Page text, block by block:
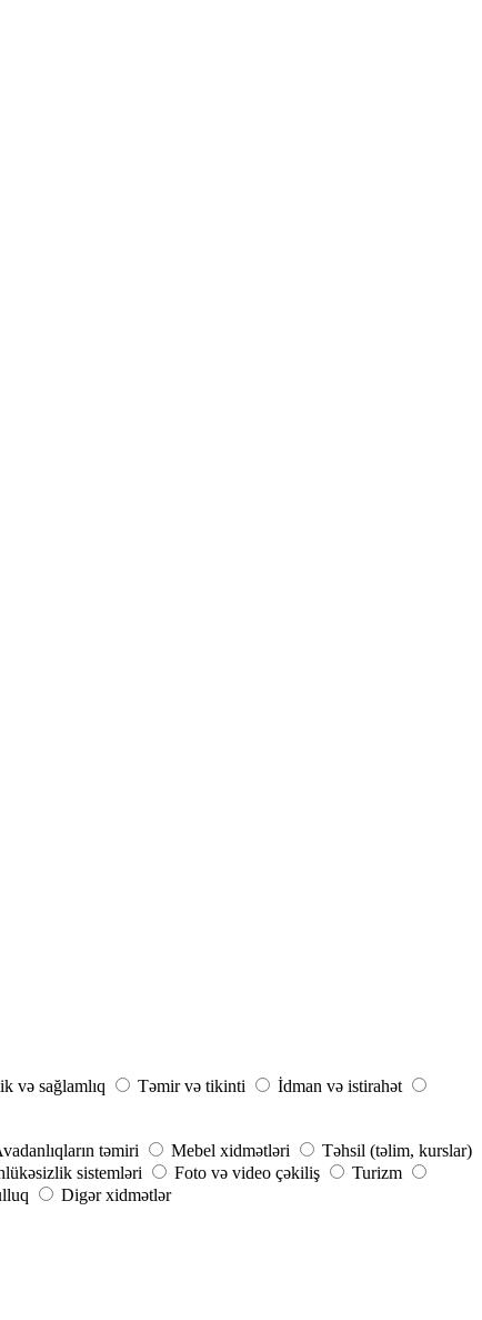
və sağlamlıq Təmir və tikinti
İdman və istirahət
təmiri Mebel xidmətləri
Təhsil (təlim, kurslar)
sistemləri Foto və video çəkiliş
Turizm
Digər xidmətlər